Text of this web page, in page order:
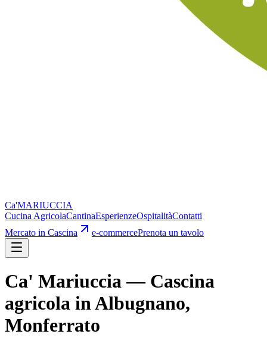
Ca'MARIUCCIA
Cucina AgricolaCantinaEsperienzeOspitalitàContatti
Mercato in Cascina
e-commercePrenota un tavolo
Ca' Mariuccia — Cascina
agricola in Albugnano,
Monferrato